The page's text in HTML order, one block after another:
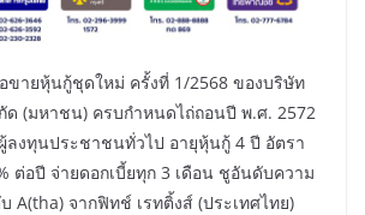
ขายหุ้นกู้ชุดใหม่ ครั้งที่ 1/2568 ของบริษัท
ด (มหาชน) ครบกำหนดไถ่ถอนปี พ.ศ. 2572
ผู้ลงทุนประชาชนทั่วไป อายุหุ้นกู้ 4 ปี อัตรา
ต่อปี จ่ายดอกเบี้ยทุก 3 เดือน ชูอันดับความ
A(tha) จากฟิทช์ เรทติ้งส์ (ประเทศไทย)